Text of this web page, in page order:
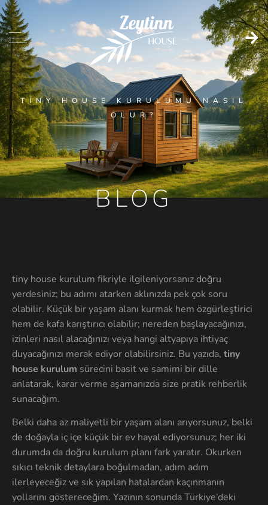
TINY HOUSE KURULUMU NASIL
OLUR?
BLOG
tiny house kurulum fikriyle ilgileniyorsanız doğru
yerdesiniz; bu adımı atarken aklınızda pek çok soru
olabilir. Küçük bir yaşam alanı kurmak hem özgürleştirici
hem de kafa karıştırıcı olabilir; nereden başlayacağınızı,
izinleri nasıl alacağınızı veya hangi altyapıya ihtiyaç
duyacağınızı merak ediyor olabilirsiniz. Bu yazıda, tiny
house kurulum sürecini basit ve samimi bir dille
anlatarak, karar verme aşamanızda size pratik rehberlik
sunacağım.
Belki daha az maliyetli bir yaşam alanı arıyorsunuz, belki
de doğayla iç içe küçük bir ev hayal ediyorsunuz; her iki
durumda da doğru kurulum planı fark yaratır. Okurken
sıkıcı teknik detaylara boğulmadan, adım adım
ilerleyeceğiz ve sık yapılan hatalardan kaçınmanın
yollarını göstereceğim. Yazının sonunda Türkiye’deki